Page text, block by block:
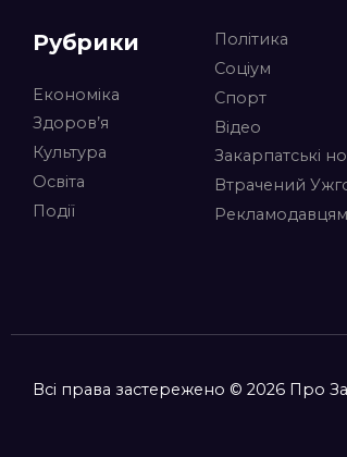
Рубрики
Економіка
Здоров’я
Культура
Освіта
Події
Політика
Соціум
Спорт
Відео
Закарпатські
Втрачений
Рекламодавцям
Всі права застережено © 2026 Про